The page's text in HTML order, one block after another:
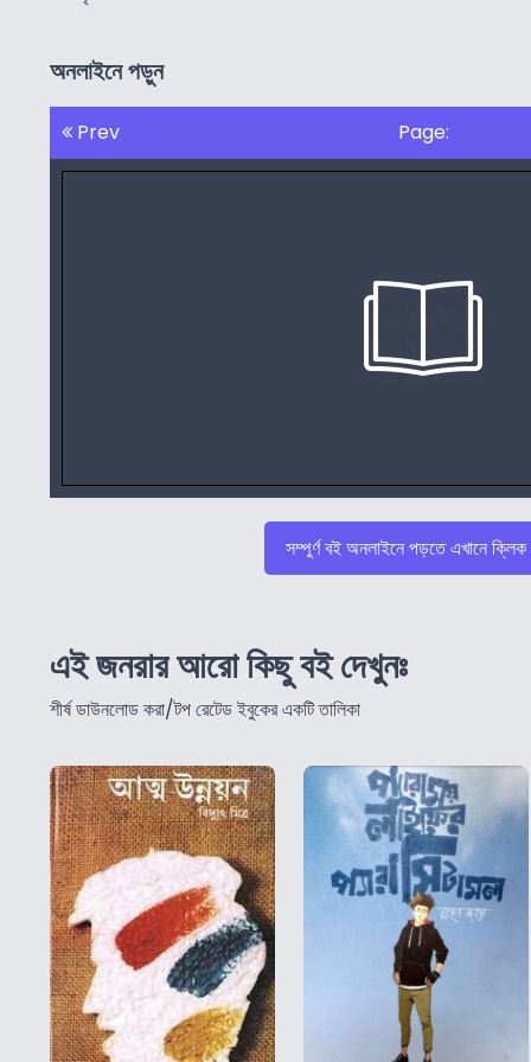
অনলাইনে পড়ুন
Prev Page:
সম্পুর্ণ বই অনলাইনে পড়তে এখানে
এই জনরার আরো কিছু বই দেখুনঃ
শীর্ষ ডাউনলোড করা/টপ রেটেড ইবুকের একটি তালিকা